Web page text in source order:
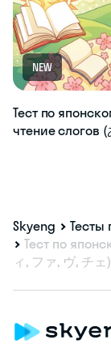
NEW
Тест по
чтение слогов (
Skyeng Тесты
Тест по
ィ, ファ, ヴ, チェ)